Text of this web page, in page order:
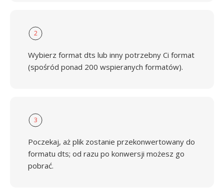
2
Wybierz format dts lub inny potrzebny Ci format
(spośród ponad 200 wspieranych formatów).
3
Poczekaj, aż plik zostanie przekonwertowany do
formatu dts; od razu po konwersji możesz go
pobrać.